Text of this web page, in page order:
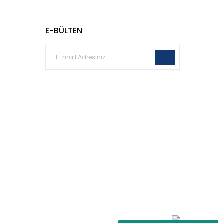
E-BÜLTEN